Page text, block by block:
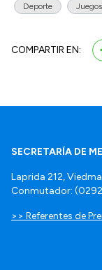
Deporte
COMPARTIR EN:
SECRETARÍA DE
Laprida 212,
Conmutador:
>> Referentes de